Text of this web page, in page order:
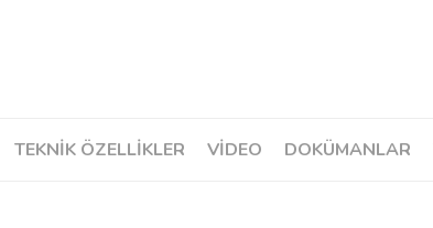
TEKNİK ÖZELLİKLER VIDEO DOKÜMANLAR